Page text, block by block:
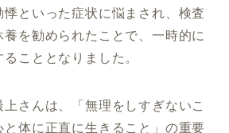
といった症状に悩まされ、検査
を勧められたことで、一時的に
こととなりました。
さんは、「無理をしすぎないこ
と体に正直に生きること」の重要